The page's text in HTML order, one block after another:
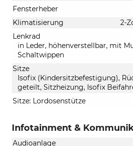
Fensterheber
Klimatisierung
2-
Lenkrad
in Leder, höhenverstellbar, mit
Schaltwippen
Sitze
Isofix (Kindersitzbefestigung),
geteilt, Sitzheizung, Isofix
Sitze: Lordosenstütze
Infotainment &
Audioanlage